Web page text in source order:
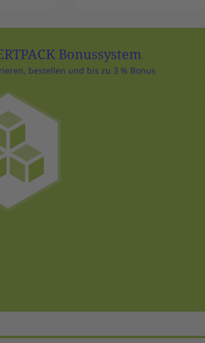
Bonussystem
bestellen und bis zu 3 % Bonus